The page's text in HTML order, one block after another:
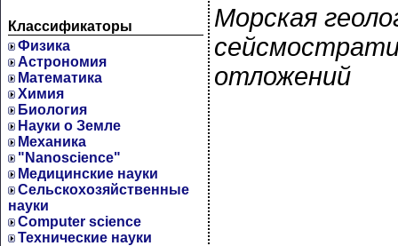
Классификаторы
Физика
Астрономия
Математика
Химия
Биология
Науки о Земле
Механика
"Nanoscience"
Медицинские науки
Сельскохозяйственные
науки
Computer science
Технические науки
Морская
отложений